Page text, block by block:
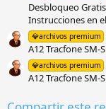
Desbloqueo
Instrucciones en
💎archivos premium
A12 Tracfone SM-
💎archivos premium
A12 Tracfone SM-